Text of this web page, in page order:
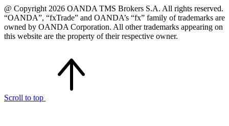
@ Copyright 2026 OANDA TMS Brokers S.A. All rights reserved.
“OANDA”, “fxTrade” and OANDA’s “fx” family of trademarks are
owned by OANDA Corporation. All other trademarks appearing on
this website are the property of their respective owner.
Scroll to top